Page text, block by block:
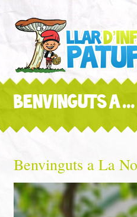
BENVINGUTS A ...
Benvinguts a La